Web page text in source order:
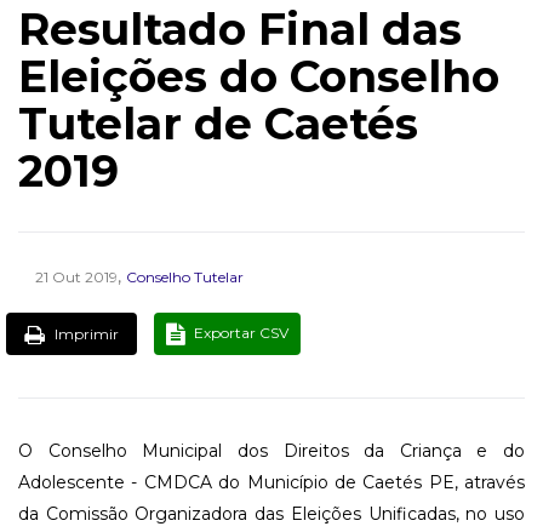
Resultado Final das
Eleições do Conselho
Tutelar de Caetés
2019
21 Out 2019, Conselho Tutelar
Imprimir Exportar CSV
O Conselho Municipal dos Direitos da Criança e do
Adolescente - CMDCA do Município de Caetés PE, através
da Comissão Organizadora das Eleições Unificadas, no uso